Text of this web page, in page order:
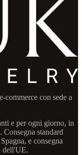
con sede a
e per ogni giorno, in
standard
e consegna
dell'UE.